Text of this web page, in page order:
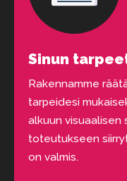
Sinun
Rakennamme
tarpeidesi
alkuun visuaalisen
toteutukseen
on valmis.